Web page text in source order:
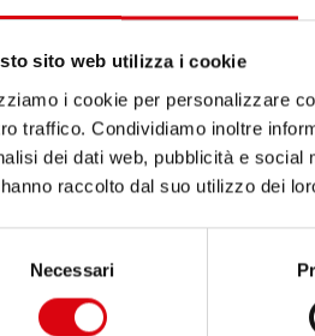
sito web utilizza i cookie
i cookie per personalizzare
traffico. Condividiamo inoltre
dei dati web, pubblicità e
raccolto dal suo utilizzo dei
Necessari
18
a freddo EN
310
0